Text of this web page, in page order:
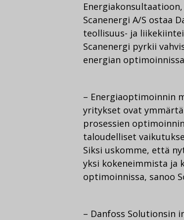
Scanenergi A/S ostaa
teollisuus- ja
Scanenergi pyrkii
energian
– Energiaoptimoinnin
yritykset ovat
prosessien
taloudelliset
Siksi uskomme, että
yksi kokeneimmista ja
optimoinnissa, sanoo
– Danfoss Solutionsin